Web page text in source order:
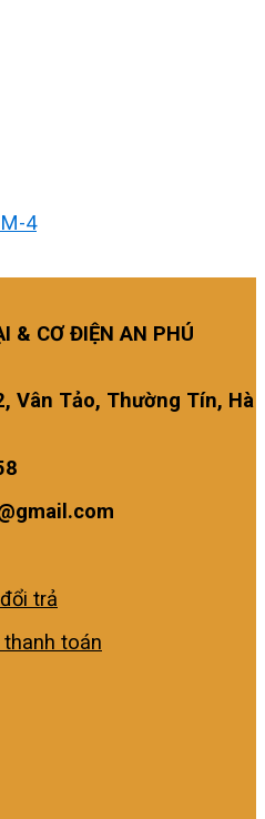
4
& CƠ ĐIỆN AN PHÚ
Vân Tảo, Thường Tín, Hà
trả
toán